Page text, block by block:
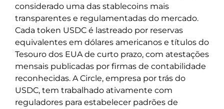
considerado uma das stablecoins mais
transparentes e regulamentadas do mercado.
Cada token USDC é lastreado por reservas
equivalentes em dólares americanos e títulos do
Tesouro dos EUA de curto prazo, com atestações
mensais publicadas por firmas de contabilidade
reconhecidas. A Circle, empresa por trás do
USDC, tem trabalhado ativamente com
reguladores para estabelecer padrões de